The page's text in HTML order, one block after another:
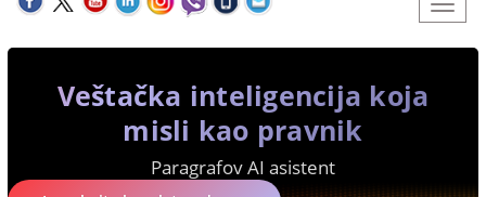
Veštačka inteligencija koja
misli kao pravnik
Paragrafov AI asistent